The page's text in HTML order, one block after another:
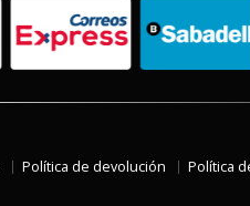
Política de devolución Política